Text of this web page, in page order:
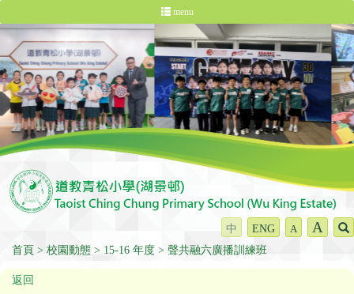
menu
中 ENG A A
首頁 校園動態 15-16 年度 聲共融六廣播訓練班
返回